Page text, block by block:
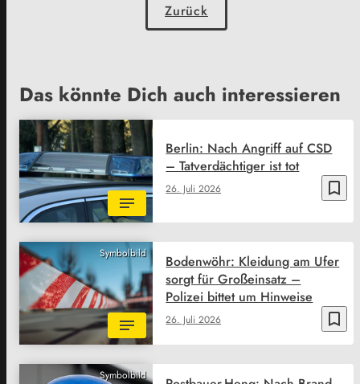
Zurück
Das könnte Dich auch interessieren
bookmark_border
26. Juli 2026
Berlin: Nach Angriff auf CSD
– Tatverdächtiger ist tot
Symbolbild
bookmark_border
26. Juli 2026
Bodenwöhr: Kleidung am Ufer
sorgt für Großeinsatz –
Polizei bittet um Hinweise
Symbolbild